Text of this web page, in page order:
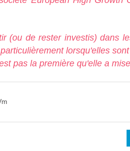
(ou de rester investis) dans
lorsqu'elles
pas la première qu'elle a